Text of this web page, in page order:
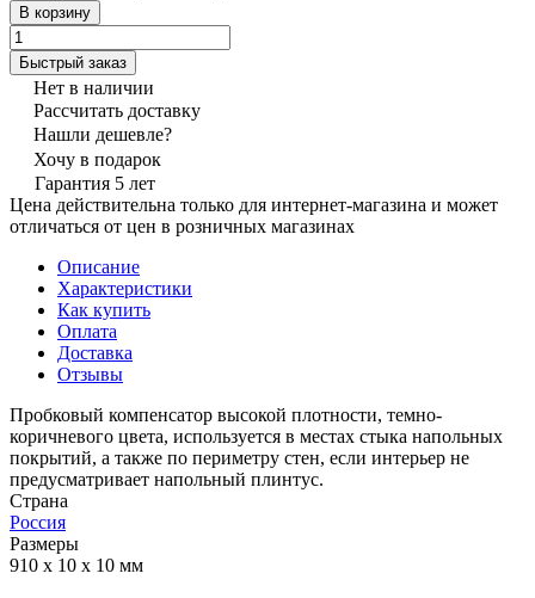
В корзину
Быстрый заказ
Нет в наличии
Рассчитать доставку
Нашли дешевле?
Хочу в подарок
Гарантия 5 лет
Цена действительна только для интернет-магазина и может
отличаться от цен в розничных магазинах
Описание
Характеристики
Как купить
Оплата
Доставка
Отзывы
Пробковый компенсатор высокой плотности, темно-
коричневого цвета, используется в местах стыка напольных
покрытий, а также по периметру стен, если интерьер не
предусматривает напольный плинтус.
Страна
Россия
Размеры
910 х 10 х 10 мм